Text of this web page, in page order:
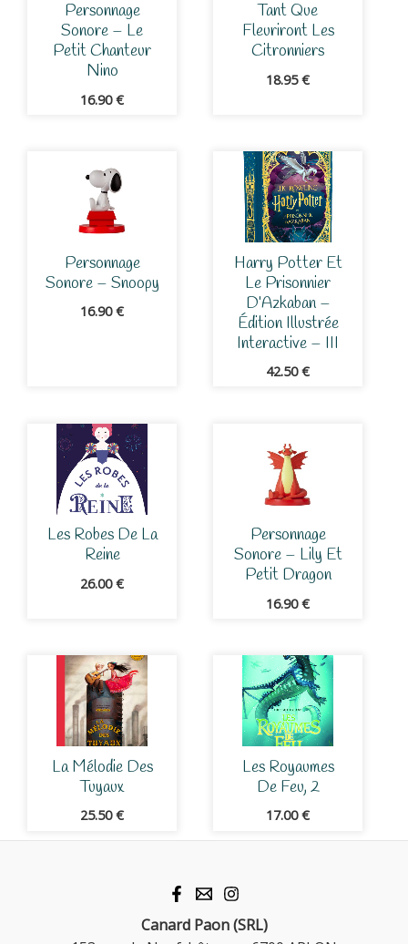
Personnage
Sonore – Le
Petit Chanteur
Nino
16.90€
Tant Que
Fleuriront Les
Citronniers
18.95€
Personnage
Sonore – Snoopy
16.90€
Harry Potter Et
Le Prisonnier
D’Azkaban –
Édition Illustrée
Interactive – III
42.50€
Les Robes De La
Reine
26.00€
Personnage
Sonore – Lily Et
Petit Dragon
16.90€
La Mélodie Des
Tuyaux
25.50€
Les Royaumes
De Feu, 2
17.00€
Canard Paon (SRL)